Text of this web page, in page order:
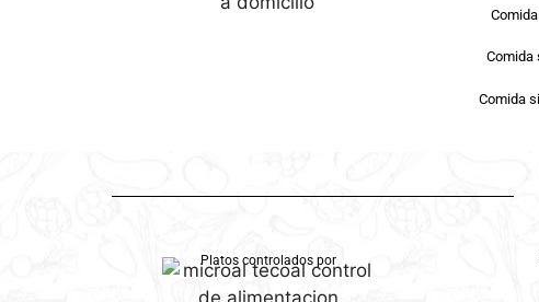
Comida
Comida
Platos controlados por